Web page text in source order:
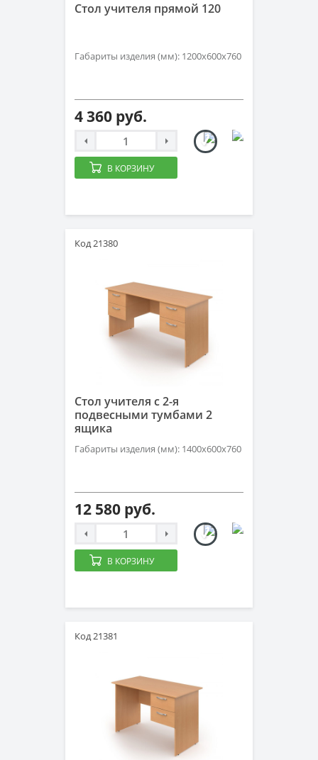
Стол учителя прямой 120
Габариты изделия (мм): 1200х600х760
4 360 руб.
В КОРЗИНУ
Код 21380
Стол учителя с 2-я
подвесными тумбами 2
ящика
Габариты изделия (мм): 1400х600х760
12 580 руб.
В КОРЗИНУ
Код 21381